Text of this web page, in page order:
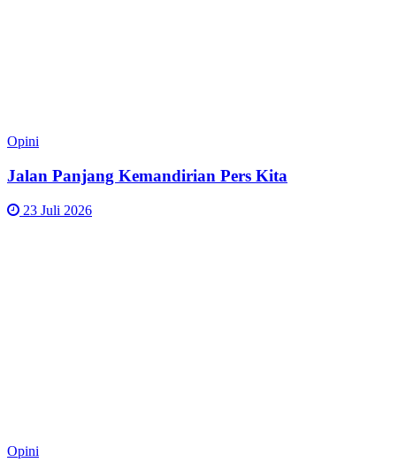
Opini
Jalan Panjang Kemandirian Pers Kita
23 Juli 2026
Opini